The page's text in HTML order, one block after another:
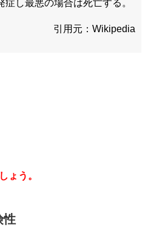
し最悪の場合は死亡する。
引用元：Wikipedia
ょう。
性